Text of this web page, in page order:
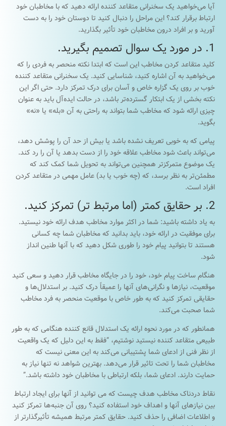
آیا می‌خواهید یک سخنرانی متقاعد کننده ارائه دهید که با مخاطبان خود
ارتباط برقرار کند؟ این مراحل را دنبال کنید تا دوستان خود را به دست
آورید و بر افراد درون مخاطبان خود تأثیر بگذارید.
1. در مورد یک سوال تصمیم بگیرید.
کلید متقاعد کردن مخاطب این است که ابتدا نکته منحصر به فردی را که
می‌خواهید به آن اشاره کنید، شناسایی کنید. یک سخنرانی متقاعد کننده
خوب بر روی یک گزاره خاص و آسان برای درک تمرکز دارد. حتی اگر این
نکته بخشی از یک ابتکار گسترده‌تر باشد، در حالت ایده‌آل باید به عنوان
چیزی ارائه شود که مخاطب شما بتواند به راحتی به آن «بله» یا «نه»
بگوید.
پیامی که به خوبی تعریف نشده باشد یا بیش از حد آن را پوشش دهد،
می‌تواند باعث شود مخاطب علاقه خود را از دست بدهد یا آن را رد کند.
یک موضوع متمرکزتر همچنین می‌تواند به تحویل شما کمک کند که
مطمئن‌تر به نظر برسد، که (چه خوب یا بد) عامل مهمی در متقاعد کردن
افراد است.
2. بر حقایق کمتر (اما مرتبط تر) تمرکز کنید.
به یاد داشته باشید: شما در اکثر موارد مخاطب هدف ارائه خود نیستید.
برای موفقیت در ارائه خود، باید بدانید که مخاطبان شما چه کسانی
هستند تا بتوانید پیام خود را طوری شکل دهید که با آنها طنین انداز
شود.
هنگام ساخت پیام خود، خود را در جایگاه مخاطب قرار دهید و سعی کنید
موقعیت، نیازها و نگرانی‌های آنها را عمیقاً درک کنید. بر استدلال‌ها و
حقایقی تمرکز کنید که به طور خاص با موقعیت منحصر به فرد مخاطب
شما صحبت می‌کند.
همانطور که در مورد نحوه ارائه یک استدلال قانع کننده هنگامی که به طور
طبیعی متقاعد کننده نیستید نوشتیم، “فقط به این دلیل که یک واقعیت
از نظر فنی از ادعای شما پشتیبانی می‌کند به این معنی نیست که
مخاطبان شما را تحت تاثیر قرار می‌دهد. بهترین شواهد نه تنها نیاز به
حمایت دارند. ادعای شما، بلکه ارتباطی با مخاطبان خود داشته باشد.”
نقاط دردناک مخاطب هدف چیست که می توانید از آنها برای ایجاد ارتباط
بین نیازهای آنها و اهداف خود استفاده کنید؟ روی آن جنبه‌ها تمرکز کنید
و اطلاعات اضافی را حذف کنید. حقایق کمتر مرتبط همیشه تأثیرگذارتر از